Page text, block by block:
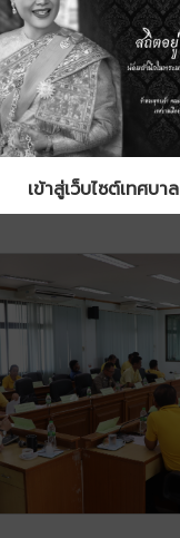
เข้าสู่เว็บไซต์เทศบาล